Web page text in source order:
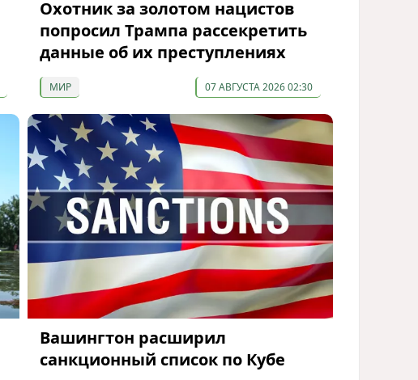
Охотник за золотом нацистов
попросил Трампа рассекретить
данные об их преступлениях
МИР 07 АВГУСТА 2026 02:30
Вашингтон расширил
санкционный список по Кубе